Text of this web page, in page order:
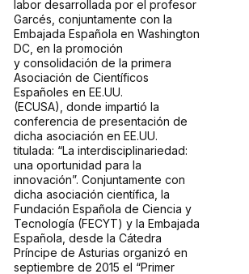
labor desarrollada por el profesor
Garcés, conjuntamente con la
Embajada Española en Washington
DC, en la promoción
y consolidación de la primera
Asociación de Científicos
Españoles en EE.UU.
(ECUSA), donde impartió la
conferencia de presentación de
dicha asociación en EE.UU.
titulada: “La interdisciplinariedad:
una oportunidad para la
innovación”. Conjuntamente con
dicha asociación científica, la
Fundación Española de Ciencia y
Tecnología (FECYT) y la Embajada
Española, desde la Cátedra
Príncipe de Asturias organizó en
septiembre de 2015 el “Primer